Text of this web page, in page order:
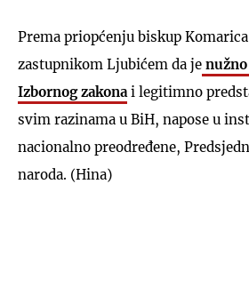
Prema priopćenju biskup
zastupnikom Ljubićem da je
Izbornog zakona i legitimno
svim razinama u BiH, napose u
nacionalno preodređene,
naroda. (Hina)